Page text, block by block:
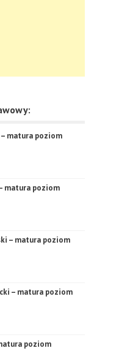
matura poziom
matura poziom
– matura poziom
– matura poziom
poziom